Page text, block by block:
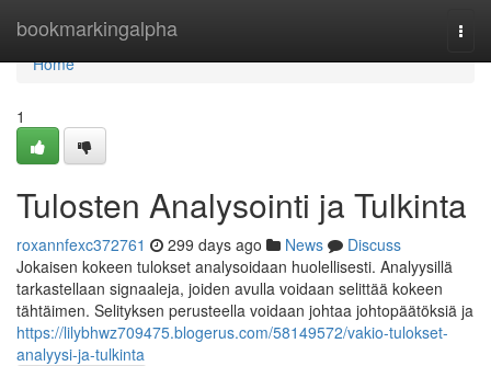
bookmarkingalpha
Home
Home
1
Tulosten Analysointi ja Tulkinta
roxannfexc372761 299 days ago News
Discuss
Jokaisen kokeen tulokset analysoidaan huolellisesti. Analyysillä
tarkastellaan signaaleja, joiden avulla voidaan selittää kokeen
tähtäimen. Selityksen perusteella voidaan johtaa johtopäätöksiä ja
https://lilybhwz709475.blogerus.com/58149572/vakio-tulokset-
analyysi-ja-tulkinta